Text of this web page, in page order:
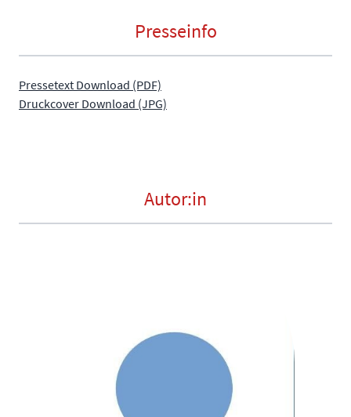
Presseinfo
Pressetext Download (PDF)
Druckcover Download (JPG)
Autor:in